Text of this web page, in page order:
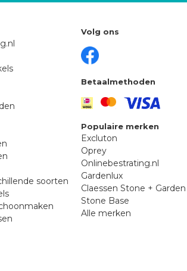
soorten
Volg ons
Betaalmethoden
Populaire merken
Excluton
Oprey
Onlinebestrating.nl
Gardenlux
Claessen Stone + Garden
Stone Base
Alle merken